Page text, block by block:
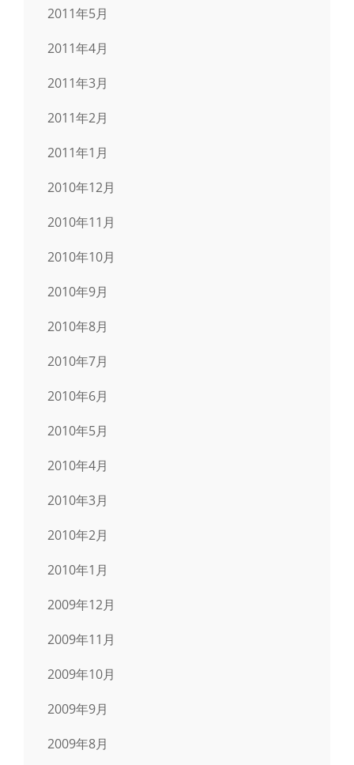
2011年5月
2011年4月
2011年3月
2011年2月
2011年1月
2010年12月
2010年11月
2010年10月
2010年9月
2010年8月
2010年7月
2010年6月
2010年5月
2010年4月
2010年3月
2010年2月
2010年1月
2009年12月
2009年11月
2009年10月
2009年9月
2009年8月